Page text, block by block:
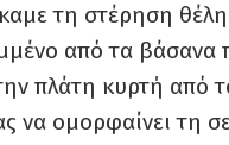
τη στέρηση
από τα βάσανα
πλάτη κυρτή από
να ομορφαίνει